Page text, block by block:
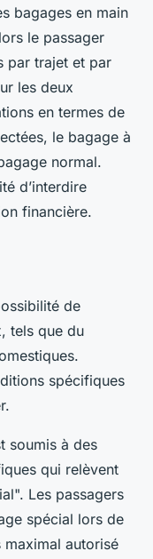
bagages en main
le passager
par trajet et par
les deux
en termes de
le bagage à
normal.
d’interdire
financière.
de
tels que du
spécifiques
soumis à des
qui relèvent
Les passagers
spécial lors de
autorisé